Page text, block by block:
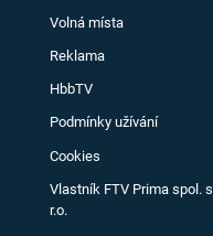
Volná místa
Reklama
HbbTV
Podmínky užívání
Cookies
Vlastník FTV Prima spol. s
r.o.